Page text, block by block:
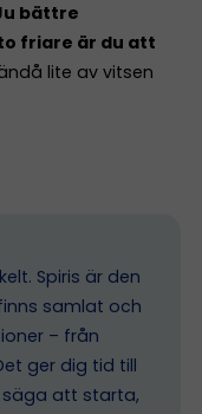
bättre
friare är du att
lite av vitsen
Spiris är den
samlat och
– från
ger dig tid till
säga att starta,